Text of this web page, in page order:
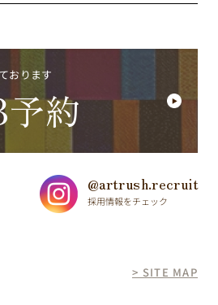
おります
予約
@artrush.recruit
採用情報をチェック
> SITE MAP